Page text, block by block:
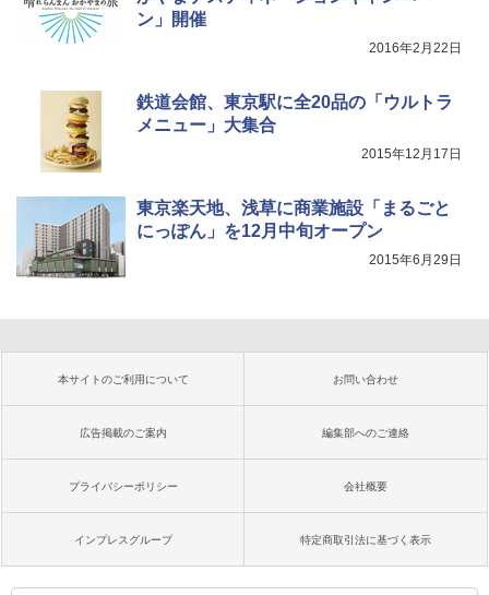
ン」開催
2016年2月22日
鉄道会館、東京駅に全20品の「ウルトラ
メニュー」大集合
2015年12月17日
東京楽天地、浅草に商業施設「まるごと
にっぽん」を12月中旬オープン
2015年6月29日
本サイトのご利用について お問い合わせ
広告掲載のご案内 編集部へのご連絡
プライバシーポリシー 会社概要
インプレスグループ 特定商取引法に基づく表示